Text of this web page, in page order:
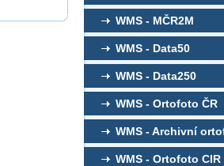
WMS - MČR2M
WMS - Data50
WMS - Data250
WMS - Ortofoto ČR
WMS - Archivní
WMS - Ortofoto CIR